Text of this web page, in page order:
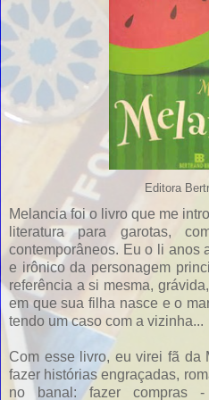
Editora
Melancia foi o livro que me
literatura para garotas,
contemporâneos. Eu o li anos
e irônico da personagem
referência a si mesma,
em que sua filha nasce e o
tendo um caso com a vizinha...
Com esse livro, eu virei fã da
fazer histórias engraçadas,
no banal: fazer compras